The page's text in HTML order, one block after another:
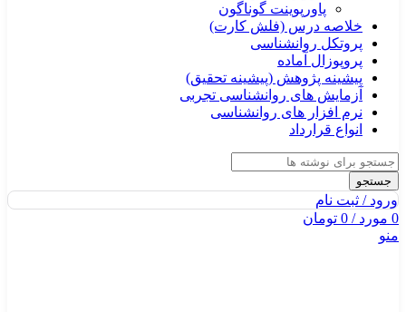
پاورپوینت گوناگون
خلاصه درس (فلش کارت)
پروتکل روانشناسی
پروپوزال آماده
پیشینه پژوهش (پیشینه تحقیق)
آزمایش های روانشناسی تجربی
نرم افزار های روانشناسی
انواع قرارداد
جستجو
ورود / ثبت نام
0 مورد/
0 تومان
منو